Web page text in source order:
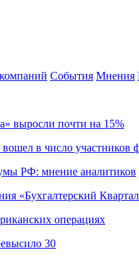
События Мнения
выросли почти на 15%
в число участников
РФ: мнение аналитиков
«Бухгалтерский
операциях
30